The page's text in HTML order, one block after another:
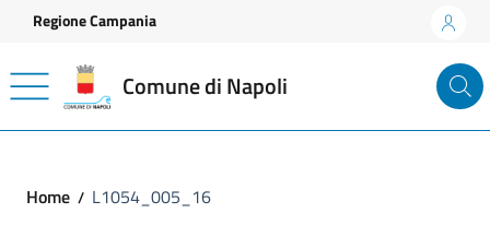
Vai ai contenuti
Vai al footer
Regione Campania
Comune di Napoli
Home L1054_005_16